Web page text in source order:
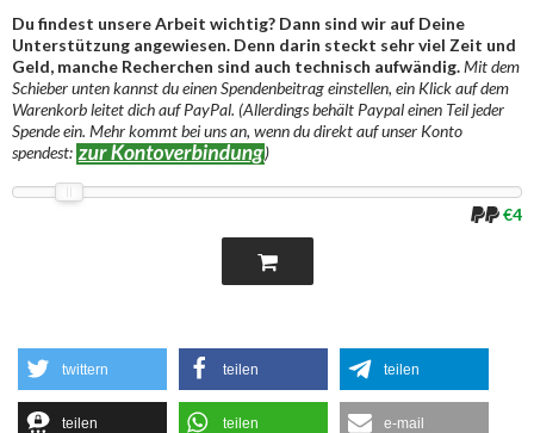
Du findest unsere Arbeit wichtig? Dann sind wir auf Deine
Unterstützung angewiesen. Denn darin steckt sehr viel Zeit und
Geld, manche Recherchen sind auch technisch aufwändig.Mit dem
Schieber unten kannst du einen Spendenbeitrag einstellen, ein Klick auf dem
Warenkorb leitet dich auf PayPal. (Allerdings behält Paypal einen Teil jeder
Spende ein. Mehr kommt bei uns an, wenn du direkt auf unser Konto
spendest:
)
€4
twittern teilen teilen
teilen teilen e-mail